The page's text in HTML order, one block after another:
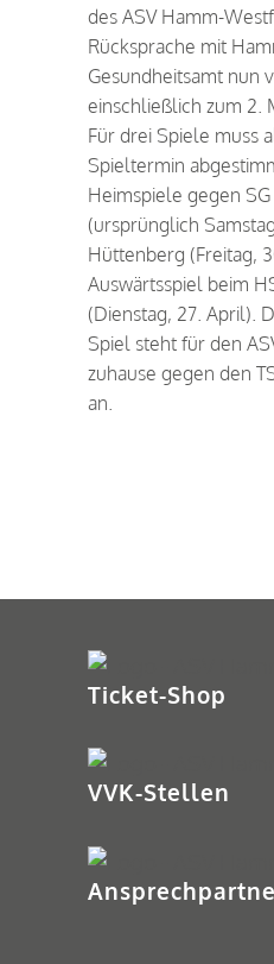
des ASV Hamm-
Rücksprache mit
Gesundheitsamt nun
einschließlich zum 2.
Für drei Spiele muss
Spieltermin
Heimspiele gegen
(ursprünglich
Hüttenberg (Freitag,
Auswärtsspiel beim
(Dienstag, 27. April).
Spiel steht für den
zuhause gegen den
an.
Ticket-Shop
VVK-Stellen